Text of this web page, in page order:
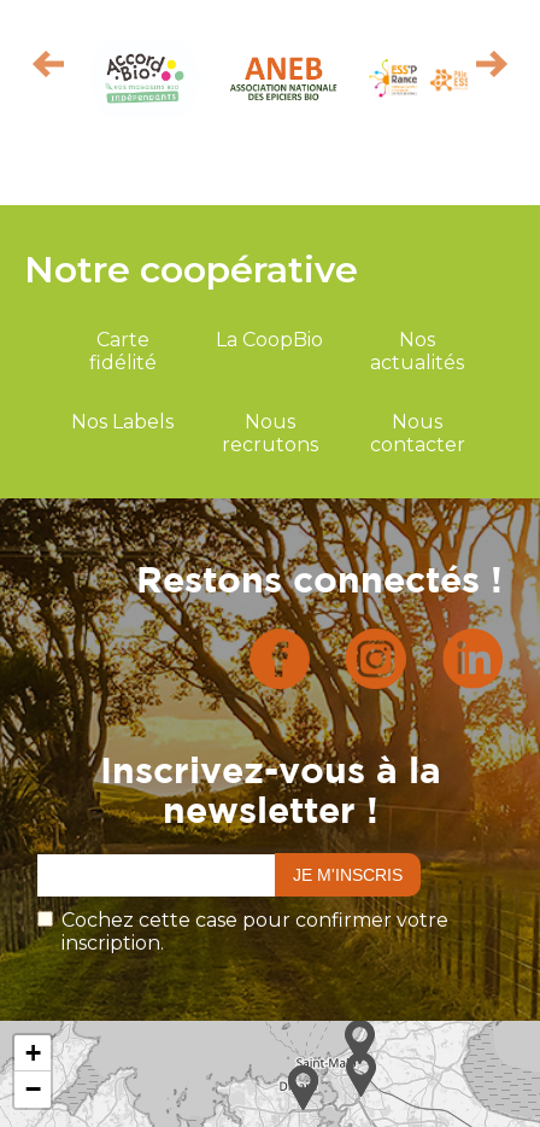
Restons connectés !
Inscrivez-vous à la
newsletter !
Cochez cette case pour confirmer votre
inscription.
Notre coopérative
Carte
fidélité
La CoopBio
Nos
actualités
Nos Labels
Nous
recrutons
Nous
contacter
+
−